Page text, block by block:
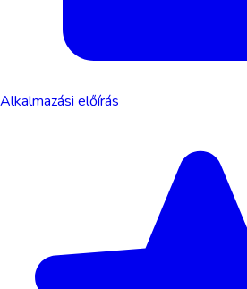
Alkalmazási előírás